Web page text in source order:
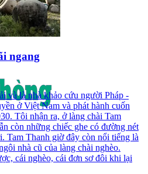
ngang
và là nhà khảo cứu người Pháp -
ở Việt Nam và phát hành cuốn
Tôi nhận ra, ở làng chài Tam
còn những chiếc ghe có đường nét
Tam Thanh giờ đây còn nổi tiếng là
nhà cũ của làng chài nghèo.
cái nghèo, cái đơn sơ đôi khi lại